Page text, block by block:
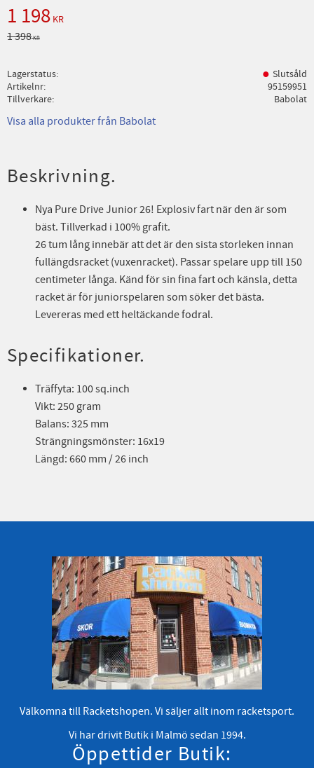
Nedsatt pris:
1 198 KR
Ordinarie pris:
1 398KR
Lagerstatus
Slutsåld
Artikelnr
95159951
Tillverkare
Babolat
Visa alla produkter från Babolat
Beskrivning.
Nya Pure Drive Junior 26! Explosiv fart när den är som
bäst. Tillverkad i 100% grafit.
26 tum lång innebär att det är den sista storleken innan
fullängdsracket (vuxenracket). Passar spelare upp till 150
centimeter långa. Känd för sin fina fart och känsla, detta
racket är för juniorspelaren som söker det bästa.
Levereras med ett heltäckande fodral.
Specifikationer.
Träffyta: 100 sq.inch
Vikt: 250 gram
Balans: 325 mm
Strängningsmönster: 16x19
Längd: 660 mm / 26 inch
Välkomna till Racketshopen. Vi säljer allt inom racketsport.
Vi har drivit Butik i Malmö sedan 1994.
Öppettider Butik: